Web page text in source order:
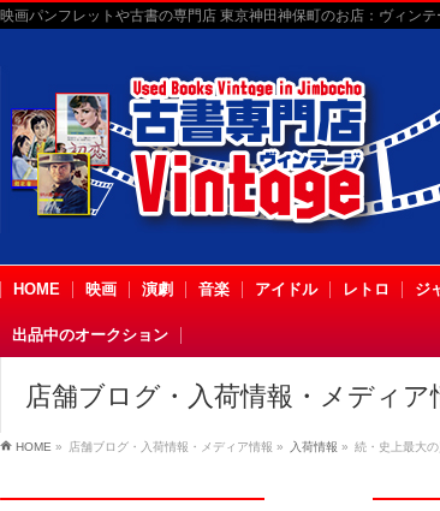
映画パンフレットや古書の専門店 東京神田神保町のお店：ヴィン
HOME 映画 演劇 音楽 アイドル レトロ ジ
出品中のオークション
店舗ブログ・入荷情報・メディア
HOME » 店舗ブログ・入荷情報・メディア情報 » 入荷情報 » 続・史上最大